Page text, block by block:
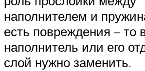
наполнителем и
есть повреждения – то
наполнитель или его
слой нужно заменить.